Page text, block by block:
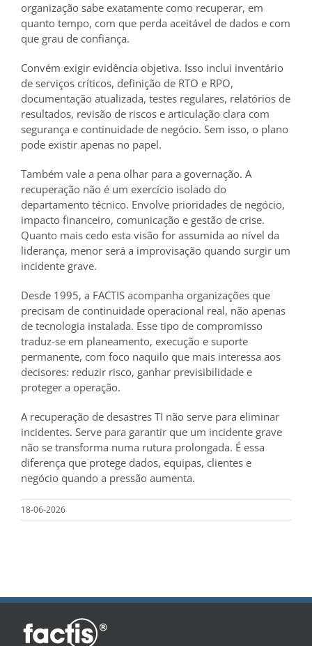
organização sabe exatamente como recuperar, em
quanto tempo, com que perda aceitável de dados e com
que grau de confiança.
Convém exigir evidência objetiva. Isso inclui inventário
de serviços críticos, definição de RTO e RPO,
documentação atualizada, testes regulares, relatórios de
resultados, revisão de riscos e articulação clara com
segurança e continuidade de negócio. Sem isso, o plano
pode existir apenas no papel.
Também vale a pena olhar para a governação. A
recuperação não é um exercício isolado do
departamento técnico. Envolve prioridades de negócio,
impacto financeiro, comunicação e gestão de crise.
Quanto mais cedo esta visão for assumida ao nível da
liderança, menor será a improvisação quando surgir um
incidente grave.
Desde 1995, a FACTIS acompanha organizações que
precisam de continuidade operacional real, não apenas
de tecnologia instalada. Esse tipo de compromisso
traduz-se em planeamento, execução e suporte
permanente, com foco naquilo que mais interessa aos
decisores: reduzir risco, ganhar previsibilidade e
proteger a operação.
A recuperação de desastres TI não serve para eliminar
incidentes. Serve para garantir que um incidente grave
não se transforma numa rutura prolongada. É essa
diferença que protege dados, equipas, clientes e
negócio quando a pressão aumenta.
18-06-2026